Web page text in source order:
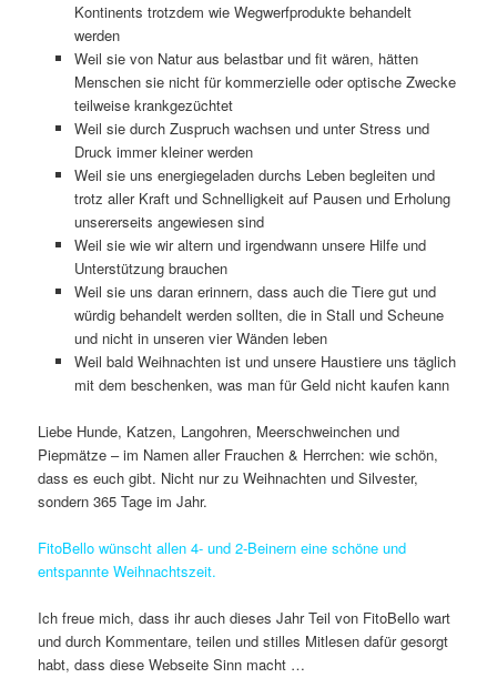
Kontinents trotzdem wie Wegwerfprodukte behandelt
werden
Weil sie von Natur aus belastbar und fit wären, hätten
Menschen sie nicht für kommerzielle oder optische Zwecke
teilweise krankgezüchtet
Weil sie durch Zuspruch wachsen und unter Stress und
Druck immer kleiner werden
Weil sie uns energiegeladen durchs Leben begleiten und
trotz aller Kraft und Schnelligkeit auf Pausen und Erholung
unsererseits angewiesen sind
Weil sie wie wir altern und irgendwann unsere Hilfe und
Unterstützung brauchen
Weil sie uns daran erinnern, dass auch die Tiere gut und
würdig behandelt werden sollten, die in Stall und Scheune
und nicht in unseren vier Wänden leben
Weil bald Weihnachten ist und unsere Haustiere uns täglich
mit dem beschenken, was man für Geld nicht kaufen kann
Liebe Hunde, Katzen, Langohren, Meerschweinchen und
Piepmätze – im Namen aller Frauchen & Herrchen: wie schön,
dass es euch gibt. Nicht nur zu Weihnachten und Silvester,
sondern 365 Tage im Jahr.
FitoBello wünscht allen 4- und 2-Beinern eine schöne und
entspannte Weihnachtszeit.
Ich freue mich, dass ihr auch dieses Jahr Teil von FitoBello wart
und durch Kommentare, teilen und stilles Mitlesen dafür gesorgt
habt, dass diese Webseite Sinn macht …